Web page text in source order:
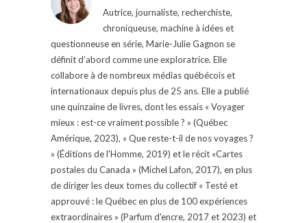
Autrice, journaliste, recherchiste,
chroniqueuse, machine à idées et
questionneuse en série, Marie-Julie Gagnon se
définit d’abord comme une exploratrice. Elle
collabore à de nombreux médias québécois et
internationaux depuis plus de 25 ans. Elle a publié
une quinzaine de livres, dont les essais « Voyager
mieux : est-ce vraiment possible ? » (Québec
Amérique, 2023), « Que reste-t-il de nos voyages ?
» (Éditions de l'Homme, 2019) et le récit «Cartes
postales du Canada » (Michel Lafon, 2017), en plus
de diriger les deux tomes du collectif « Testé et
approuvé : le Québec en plus de 100 expériences
extraordinaires » (Parfum d'encre, 2017 et 2023) et